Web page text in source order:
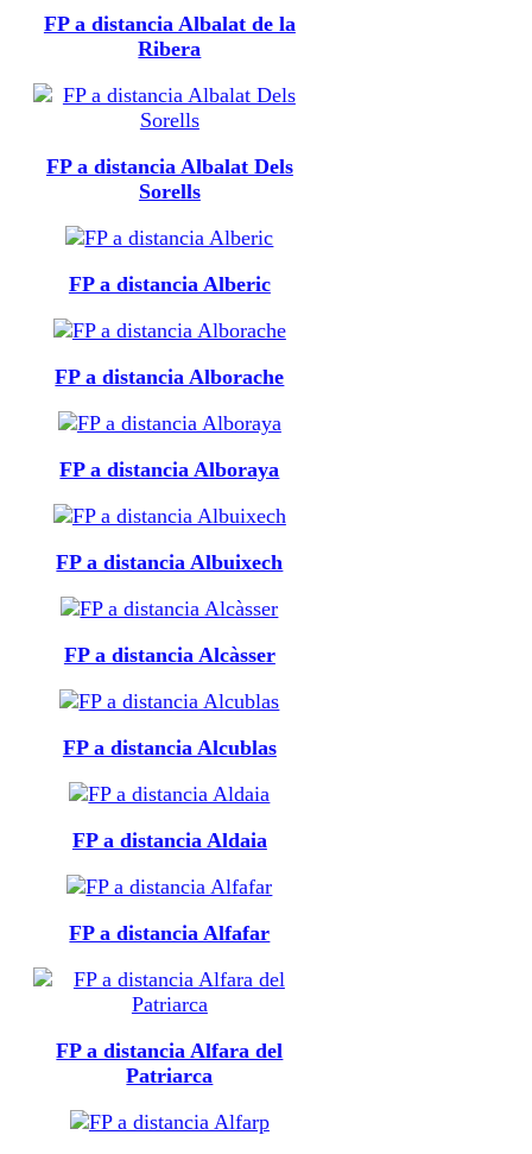
FP a distancia Albalat de la
Ribera
FP a distancia Albalat Dels
Sorells
FP a distancia Alberic
FP a distancia Alborache
FP a distancia Alboraya
FP a distancia Albuixech
FP a distancia Alcàsser
FP a distancia Alcublas
FP a distancia Aldaia
FP a distancia Alfafar
FP a distancia Alfara del
Patriarca